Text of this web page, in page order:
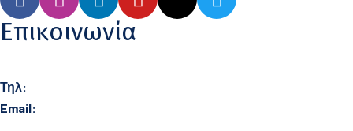
Επικοινωνία
Τηλ:
Email: